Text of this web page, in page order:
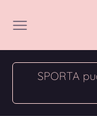
SPORTA